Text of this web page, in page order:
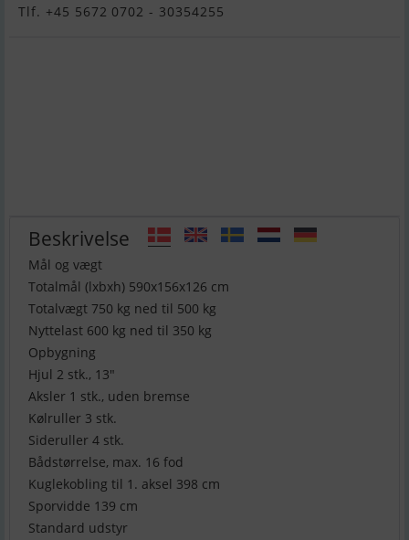
Tlf. +45 5672 0702 - 30354255
Beskrivelse
Mål og vægt
Totalmål (lxbxh) 590x156x126 cm
Totalvægt 750 kg ned til 500 kg
Nyttelast 600 kg ned til 350 kg
Opbygning
Hjul 2 stk., 13″
Aksler 1 stk., uden bremse
Kølruller 3 stk.
Sideruller 4 stk.
Bådstørrelse, max. 16 fod
Kuglekobling til 1. aksel 398 cm
Sporvidde 139 cm
Standard udstyr